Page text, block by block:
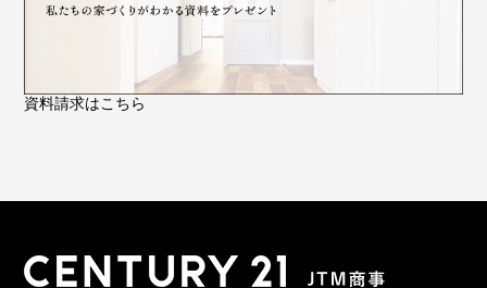
資料請求はこちら